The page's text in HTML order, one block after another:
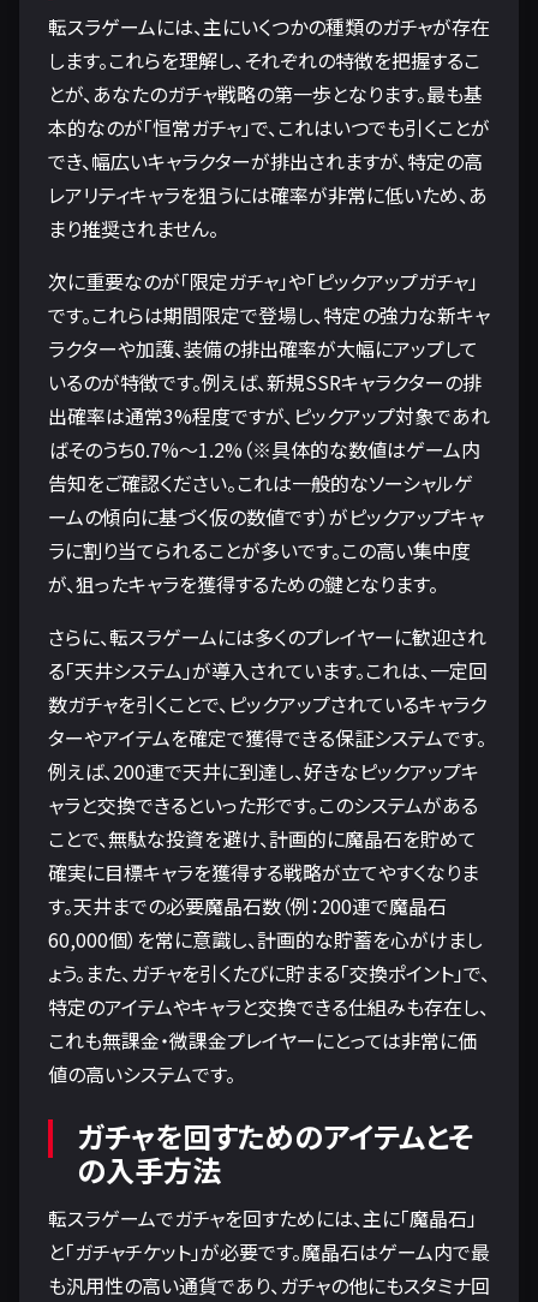
転スラゲームには、主にいくつかの種類のガチャが存在
します。これらを理解し、それぞれの特徴を把握するこ
とが、あなたのガチャ戦略の第一歩となります。最も基
本的なのが「恒常ガチャ」で、これはいつでも引くことが
でき、幅広いキャラクターが排出されますが、特定の高
レアリティキャラを狙うには確率が非常に低いため、あ
まり推奨されません。
次に重要なのが「限定ガチャ」や「ピックアップガチャ」
です。これらは期間限定で登場し、特定の強力な新キャ
ラクターや加護、装備の排出確率が大幅にアップして
いるのが特徴です。例えば、新規SSRキャラクターの排
出確率は通常3%程度ですが、ピックアップ対象であれ
ばそのうち0.7%～1.2%（※具体的な数値はゲーム内
告知をご確認ください。これは一般的なソーシャルゲ
ームの傾向に基づく仮の数値です）がピックアップキャ
ラに割り当てられることが多いです。この高い集中度
が、狙ったキャラを獲得するための鍵となります。
さらに、転スラゲームには多くのプレイヤーに歓迎され
る「天井システム」が導入されています。これは、一定回
数ガチャを引くことで、ピックアップされているキャラク
ターやアイテムを確定で獲得できる保証システムです。
例えば、200連で天井に到達し、好きなピックアップキ
ャラと交換できるといった形です。このシステムがある
ことで、無駄な投資を避け、計画的に魔晶石を貯めて
確実に目標キャラを獲得する戦略が立てやすくなりま
す。天井までの必要魔晶石数（例：200連で魔晶石
60,000個）を常に意識し、計画的な貯蓄を心がけまし
ょう。また、ガチャを引くたびに貯まる「交換ポイント」で、
特定のアイテムやキャラと交換できる仕組みも存在し、
これも無課金・微課金プレイヤーにとっては非常に価
値の高いシステムです。
ガチャを回すためのアイテムとそ
の入手方法
転スラゲームでガチャを回すためには、主に「魔晶石」
と「ガチャチケット」が必要です。魔晶石はゲーム内で最
も汎用性の高い通貨であり、ガチャの他にもスタミナ回